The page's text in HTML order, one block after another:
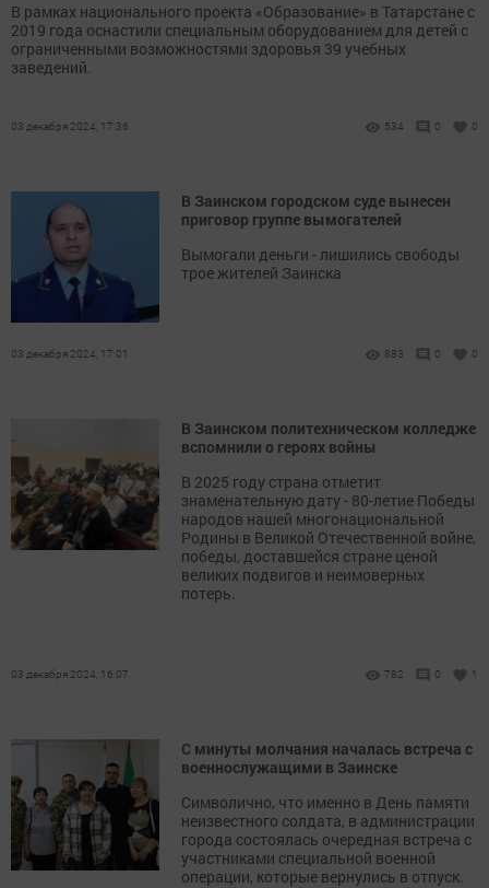
В рамках национального проекта «Образование» в Татарстане с
2019 года оснастили специальным оборудованием для детей с
ограниченными возможностями здоровья 39 учебных
заведений.
03 декабря 2024, 17:36 534 0 0
В Заинском городском суде вынесен
приговор группе вымогателей
Вымогали деньги - лишились свободы
трое жителей Заинска
03 декабря 2024, 17:01 883 0 0
В Заинском политехническом колледже
вспомнили о героях войны
В 2025 году страна отметит
знаменательную дату - 80-летие Победы
народов нашей многонациональной
Родины в Великой Отечественной войне,
победы, доставшейся стране ценой
великих подвигов и неимоверных
потерь.
03 декабря 2024, 16:07 782 0 1
С минуты молчания началась встреча с
военнослужащими в Заинске
Символично, что именно в День памяти
неизвестного солдата, в администрации
города состоялась очередная встреча с
участниками специальной военной
операции, которые вернулись в отпуск.